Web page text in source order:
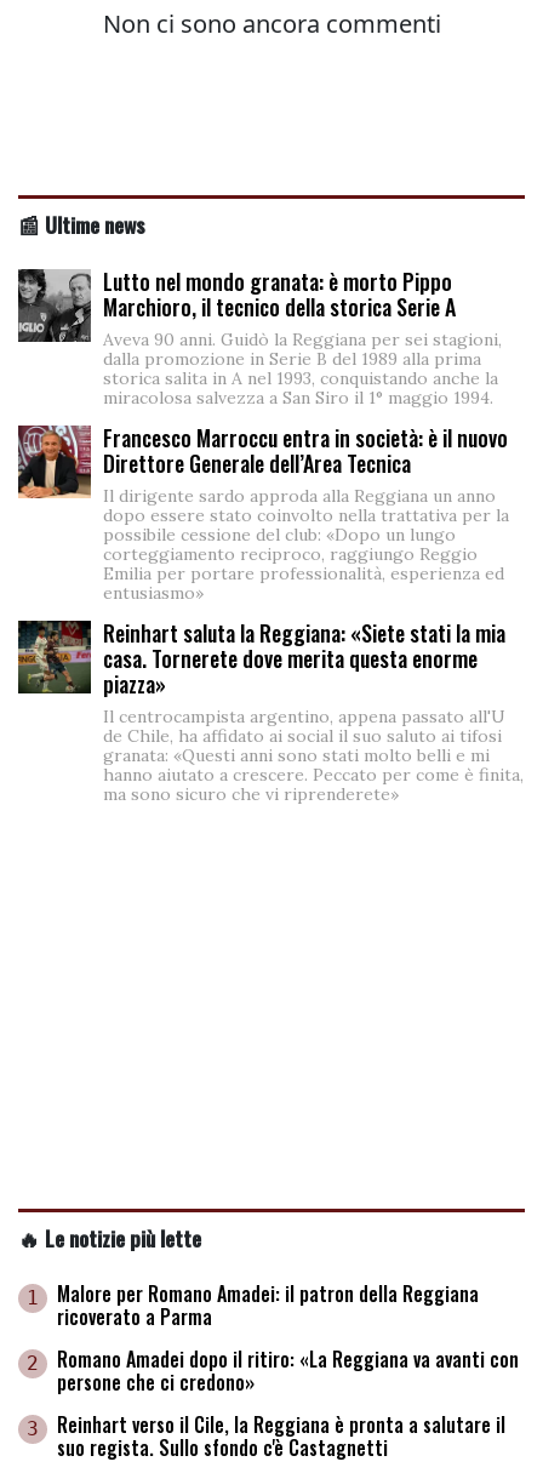
📰 Ultime news
Lutto nel mondo granata: è morto Pippo
Marchioro, il tecnico della storica Serie A
Aveva 90 anni. Guidò la Reggiana per sei stagioni,
dalla promozione in Serie B del 1989 alla prima
storica salita in A nel 1993, conquistando anche la
miracolosa salvezza a San Siro il 1° maggio 1994.
Francesco Marroccu entra in società: è il nuovo
Direttore Generale dell’Area Tecnica
Il dirigente sardo approda alla Reggiana un anno
dopo essere stato coinvolto nella trattativa per la
possibile cessione del club: «Dopo un lungo
corteggiamento reciproco, raggiungo Reggio
Emilia per portare professionalità, esperienza ed
entusiasmo»
Reinhart saluta la Reggiana: «Siete stati la mia
casa. Tornerete dove merita questa enorme
piazza»
Il centrocampista argentino, appena passato all'U
de Chile, ha affidato ai social il suo saluto ai tifosi
granata: «Questi anni sono stati molto belli e mi
hanno aiutato a crescere. Peccato per come è finita,
ma sono sicuro che vi riprenderete»
🔥 Le notizie più lette
1 Malore per Romano Amadei: il patron della Reggiana
ricoverato a Parma
2 Romano Amadei dopo il ritiro: «La Reggiana va avanti con
persone che ci credono»
3 Reinhart verso il Cile, la Reggiana è pronta a salutare il
suo regista. Sullo sfondo c'è Castagnetti